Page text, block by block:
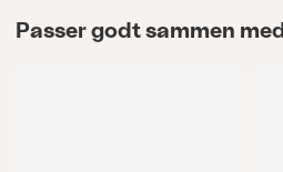
Passer godt sammen med